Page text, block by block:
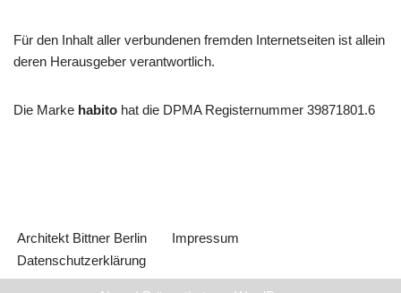
Für den Inhalt aller verbundenen fremden Internetseiten ist allein
deren Herausgeber verantwortlich.
Die Marke habito hat die DPMA Registernummer 39871801.6
Architekt Bittner Berlin
Impressum
Datenschutzerklärung